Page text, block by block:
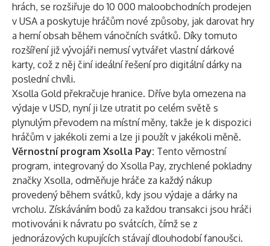
hrách, se rozšiřuje do 10 000 maloobchodních prodejen
v USA a poskytuje hráčům nové způsoby, jak darovat hry
a herní obsah během vánočních svátků. Díky tomuto
rozšíření již vývojáři nemusí vytvářet vlastní dárkové
karty, což z něj činí ideální řešení pro digitální dárky na
poslední chvíli.
Xsolla Gold překračuje hranice. Dříve byla omezena na
výdaje v USD, nyní ji lze utratit po celém světě s
plynulým převodem na místní měny, takže je k dispozici
hráčům v jakékoli zemi a lze ji použít v jakékoli měně.
Věrnostní program Xsolla Pay: Tento věrnostní
program, integrovaný do Xsolla Pay, zrychlené pokladny
značky Xsolla, odměňuje hráče za každý nákup
provedený během svátků, kdy jsou výdaje a dárky na
vrcholu. Získáváním bodů za každou transakci jsou hráči
motivováni k návratu po svátcích, čímž se z
jednorázových kupujících stávají dlouhodobí fanoušci.